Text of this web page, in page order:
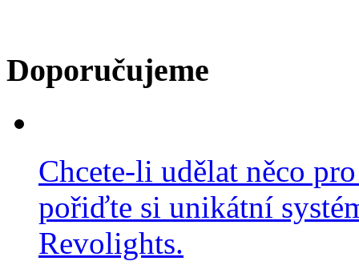
Doporučujeme
Chcete-li udělat něco
pořiďte si unikátní
Revolights.